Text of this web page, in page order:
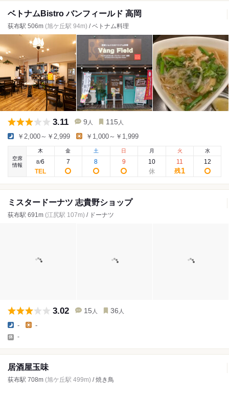
ベトナムBistro バンフィールド 高岡
荻布駅 506m (旭ケ丘駅 94m) / ベトナム料理
3.11 9 人 115 人
￥2,000～￥2,999 ￥1,000～￥1,999
空席
情報
木
8/6
金
7
土
8
日
9
月
10
火
11
残1
水
12
ミスタードーナツ 志貴野ショップ
荻布駅 691m (江尻駅 107m) / ドーナツ
3.02 15 人 36 人
- -
-
居酒屋玉味
荻布駅 708m (旭ケ丘駅 499m) / 焼き鳥